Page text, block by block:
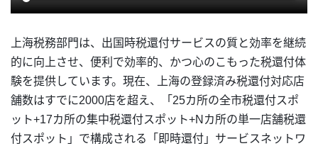
上海税務部門は、出国時税還付サービスの質と効率を継続
的に向上させ、便利で効率的、かつ心のこもった税還付体
験を提供しています。現在、上海の登録済み税還付対応店
舗数はすでに2000店を超え、「25カ所の全市税還付スポ
ット+17カ所の集中税還付スポット+Nカ所の単一店舗税還
付スポット」で構成される「即時還付」サービスネットワ